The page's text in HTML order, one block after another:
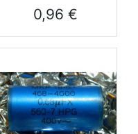
Prix
0,96 €